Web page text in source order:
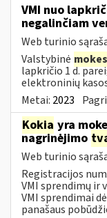
VMI nuo
negalinčiam
Web turinio
Valstybinė
lapkričio 1 d.
elektroninių
Metai: 2023
Kokia yra
nagrinėjimo
Web turinio
Registracijos
VMI sprendimų ir
VMI sprendimai
panašaus